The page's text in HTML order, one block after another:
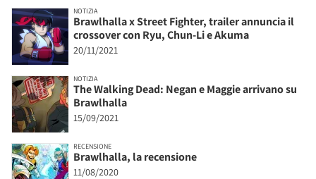
NOTIZIA
Brawlhalla x Street Fighter, trailer annuncia il
crossover con Ryu, Chun-Li e Akuma
20/11/2021
NOTIZIA
The Walking Dead: Negan e Maggie arrivano su
Brawlhalla
15/09/2021
RECENSIONE
Brawlhalla, la recensione
11/08/2020